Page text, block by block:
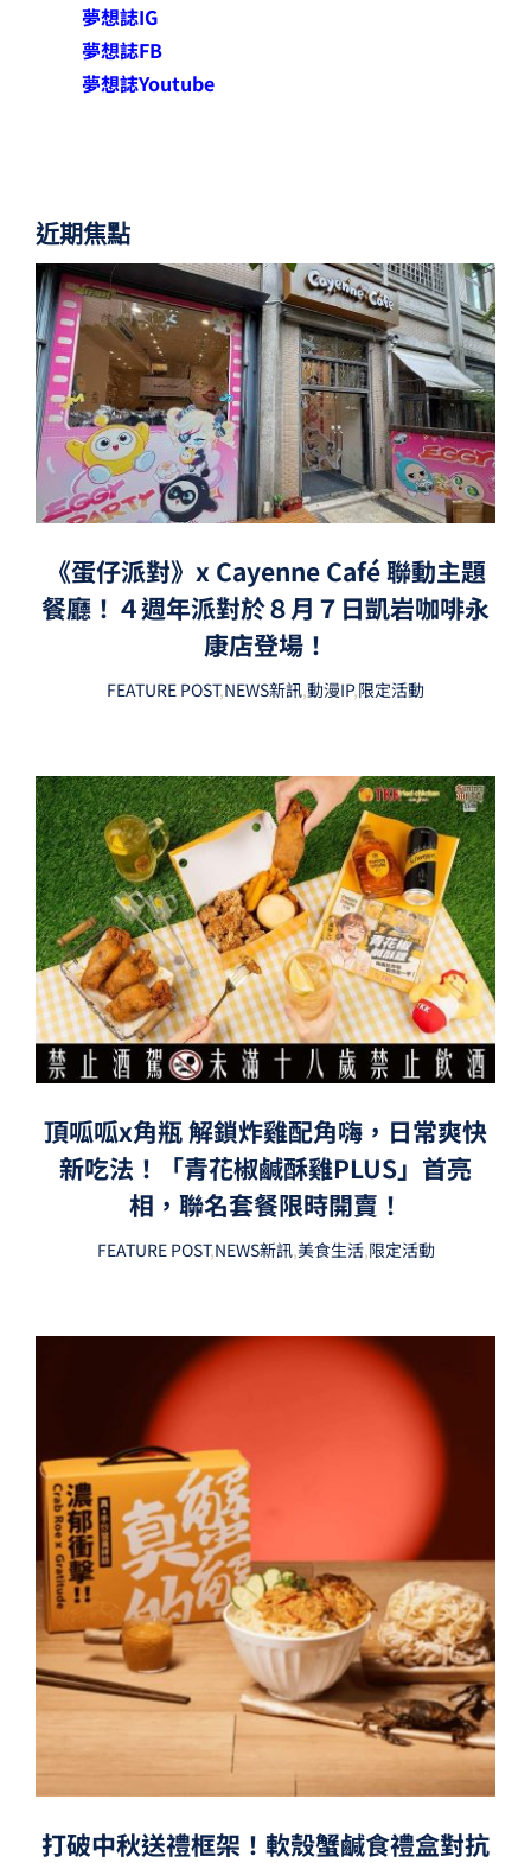
夢想誌IG
夢想誌FB
夢想誌Youtube
近期焦點
《蛋仔派對》x Cayenne Café 聯動主題
餐廳！４週年派對於８月７日凱岩咖啡永
康店登場！
FEATURE POST,NEWS新訊,動漫IP,限定活動
頂呱呱x角瓶 解鎖炸雞配角嗨，日常爽快
新吃法！「青花椒鹹酥雞PLUS」首亮
相，聯名套餐限時開賣！
FEATURE POST,NEWS新訊,美食生活,限定活動
打破中秋送禮框架！軟殼蟹鹹食禮盒對抗